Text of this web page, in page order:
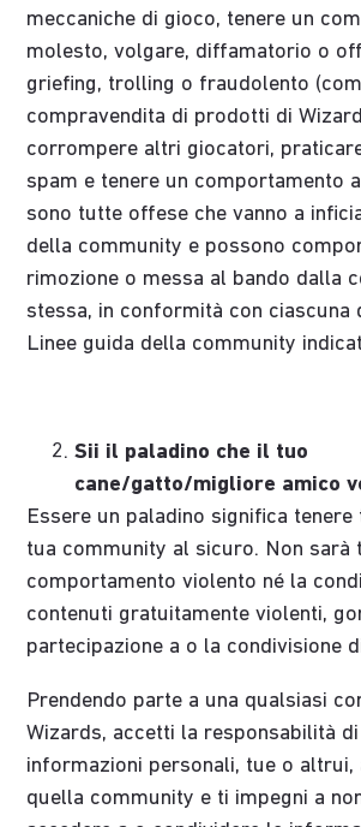
meccaniche di gioco, tenere un
molesto, volgare, diffamatorio o
griefing, trolling o fraudolento
compravendita di prodotti di
corrompere altri giocatori,
spam e tenere un comportamento
sono tutte offese che vanno a
della community e possono
rimozione o messa al bando dalla
stessa, in conformità con ciascuna
Linee guida della community
Sii il paladino che il tuo
cane/gatto/migliore amico
Essere un paladino significa tenere
tua community al sicuro. Non sarà
comportamento violento né la
contenuti gratuitamente violenti,
partecipazione a o la condivisione
Prendendo parte a una qualsiasi
Wizards, accetti la responsabilità
informazioni personali, tue o altrui,
quella community e ti impegni a